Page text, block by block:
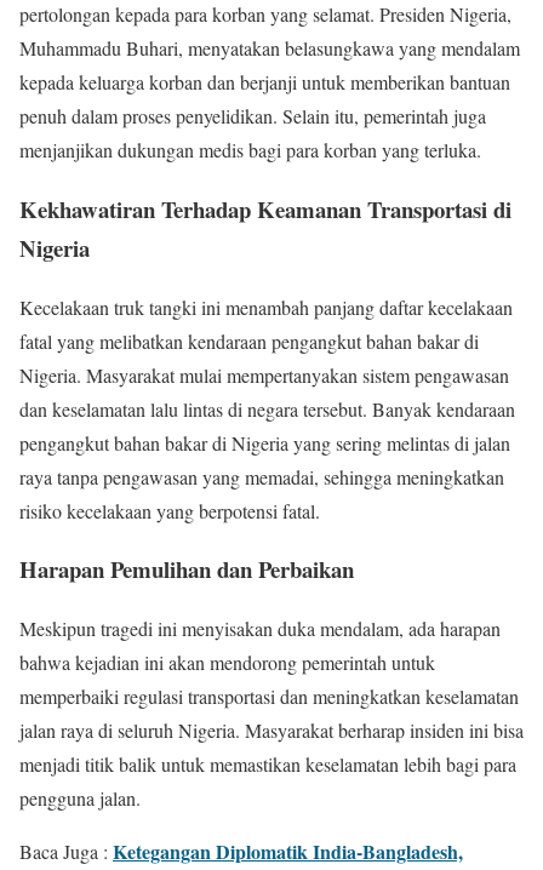
pertolongan kepada para korban yang selamat. Presiden Nigeria,
Muhammadu Buhari, menyatakan belasungkawa yang mendalam
kepada keluarga korban dan berjanji untuk memberikan bantuan
penuh dalam proses penyelidikan. Selain itu, pemerintah juga
menjanjikan dukungan medis bagi para korban yang terluka.
Kekhawatiran Terhadap Keamanan Transportasi di
Nigeria
Kecelakaan truk tangki ini menambah panjang daftar kecelakaan
fatal yang melibatkan kendaraan pengangkut bahan bakar di
Nigeria. Masyarakat mulai mempertanyakan sistem pengawasan
dan keselamatan lalu lintas di negara tersebut. Banyak kendaraan
pengangkut bahan bakar di Nigeria yang sering melintas di jalan
raya tanpa pengawasan yang memadai, sehingga meningkatkan
risiko kecelakaan yang berpotensi fatal.
Harapan Pemulihan dan Perbaikan
Meskipun tragedi ini menyisakan duka mendalam, ada harapan
bahwa kejadian ini akan mendorong pemerintah untuk
memperbaiki regulasi transportasi dan meningkatkan keselamatan
jalan raya di seluruh Nigeria. Masyarakat berharap insiden ini bisa
menjadi titik balik untuk memastikan keselamatan lebih bagi para
pengguna jalan.
Baca Juga : Ketegangan Diplomatik India-Bangladesh,